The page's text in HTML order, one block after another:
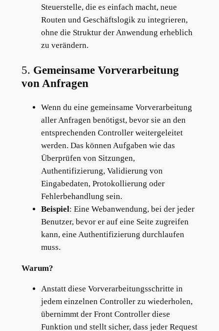
Steuerstelle, die es einfach macht, neue
Routen und Geschäftslogik zu integrieren,
ohne die Struktur der Anwendung erheblich
zu verändern.
5. Gemeinsame Vorverarbeitung
von Anfragen
Wenn du eine gemeinsame Vorverarbeitung
aller Anfragen benötigst, bevor sie an den
entsprechenden Controller weitergeleitet
werden. Das können Aufgaben wie das
Überprüfen von Sitzungen,
Authentifizierung, Validierung von
Eingabedaten, Protokollierung oder
Fehlerbehandlung sein.
Beispiel: Eine Webanwendung, bei der jeder
Benutzer, bevor er auf eine Seite zugreifen
kann, eine Authentifizierung durchlaufen
muss.
Warum?
Anstatt diese Vorverarbeitungsschritte in
jedem einzelnen Controller zu wiederholen,
übernimmt der Front Controller diese
Funktion und stellt sicher, dass jeder Request